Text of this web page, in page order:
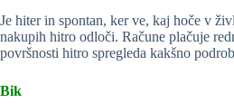
Je hiter in spontan, ker ve, kaj hoče v
nakupih hitro odloči. Račune plačuje
površnosti hitro spregleda kakšno
Bik